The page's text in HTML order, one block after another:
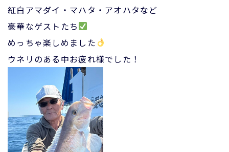
紅白アマダイ・マハタ・アオハタなど
豪華なゲストたち
めっちゃ楽しめました
ウネリのある中お疲れ様でした！